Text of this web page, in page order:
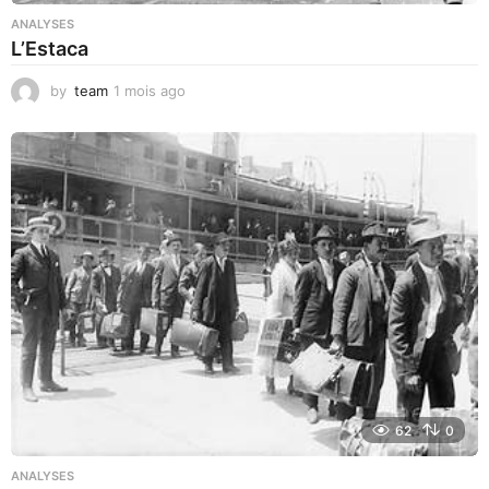
ANALYSES
L’Estaca
by team 1 mois ago
i
s
a
o
62 0
ANALYSES